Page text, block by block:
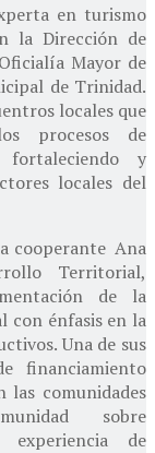
en turismo
la Dirección de
Mayor de
de Trinidad.
locales que
procesos de
y
locales del
cooperante Ana
Territorial,
de la
con énfasis en la
Una de sus
financiamiento
comunidades
sobre
experiencia de